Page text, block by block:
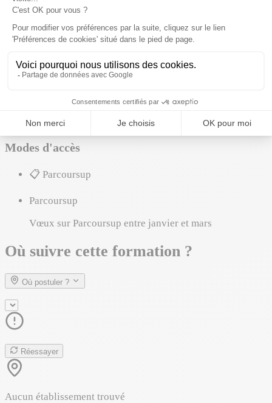
Cette formation peut mener à ces métiers. Liste non
💼 Opticien-lunetier
💼 Prothésiste dentaire
💼 Podologue
Comment entrer
Modes d'accès
📋 Parcoursup
Parcoursup
Vœux sur Parcoursup entre janvier et mars
Où suivre cette formation ?
Où postuler ?
Réessayer
Aucun établissement trouvé